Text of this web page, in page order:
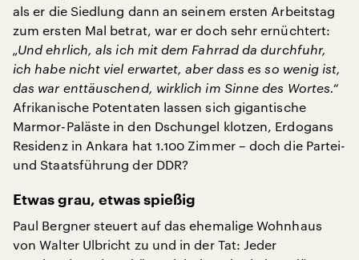
als er die Siedlung dann an seinem ersten Arbeitstag
zum ersten Mal betrat, war er doch sehr ernüchtert:
„Und ehrlich, als ich mit dem Fahrrad da durchfuhr,
ich habe nicht viel erwartet, aber dass es so wenig ist,
das war enttäuschend, wirklich im Sinne des Wortes.“
Afrikanische Potentaten lassen sich gigantische
Marmor-Paläste in den Dschungel klotzen, Erdogans
Residenz in Ankara hat 1.100 Zimmer – doch die Partei-
und Staatsführung der DDR?
Etwas grau, etwas spießig
Paul Bergner steuert auf das ehemalige Wohnhaus
von Walter Ulbricht zu und in der Tat: Jeder